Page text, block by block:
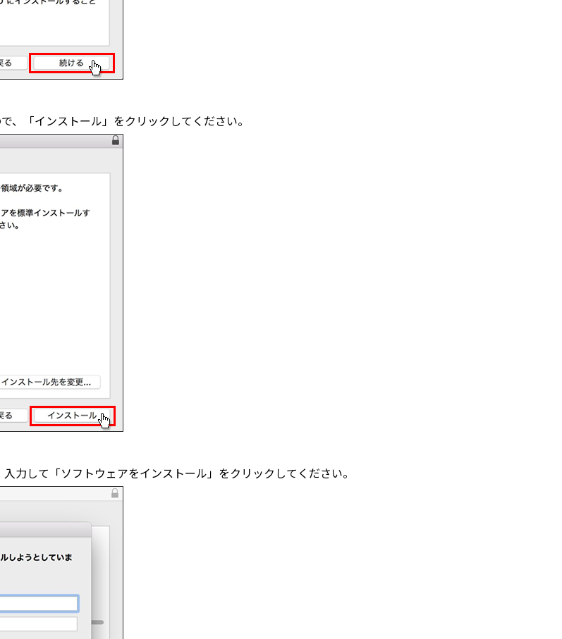
、「インストール」をクリックしてください。
力して「ソフトウェアをインストール」をクリックしてください。